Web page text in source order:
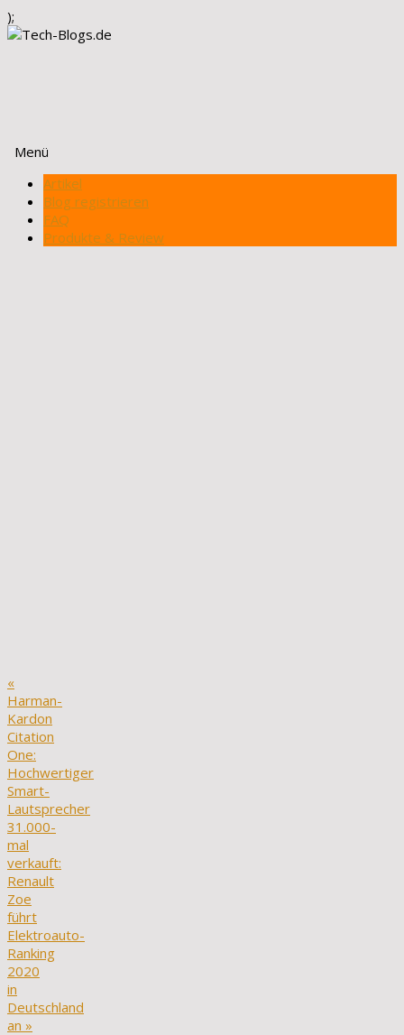
);
Menü
Zum
Inhalt
springen
Artikel
Blog registrieren
FAQ
Produkte & Review
«
Harman-
Kardon
Citation
One:
Hochwertiger
Smart-
Lautsprecher
31.000-
mal
verkauft:
Renault
Zoe
führt
Elektroauto-
Ranking
2020
in
Deutschland
an »